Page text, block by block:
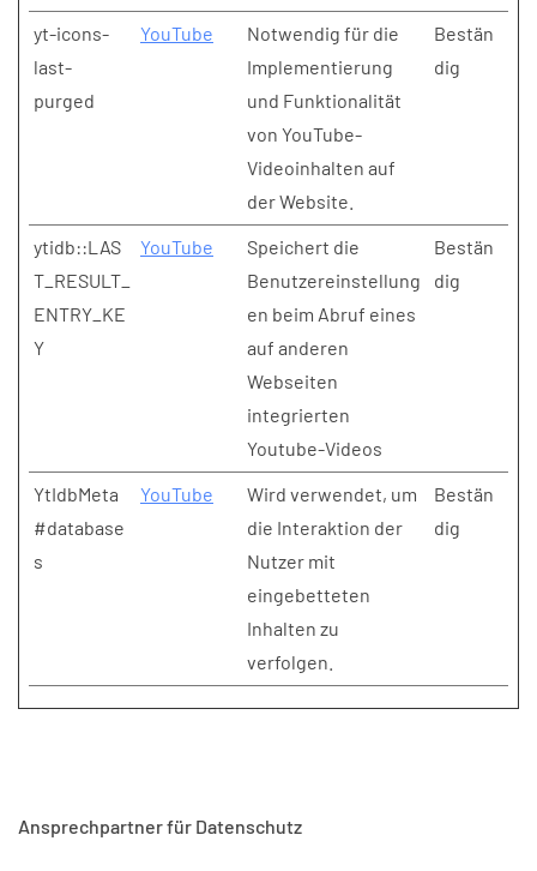
yt-icons-
last-
purged
YouTube
Notwendig für die
Implementierung
und Funktionalität
von YouTube-
Videoinhalten auf
der Website.
Bestän
dig
ytidb::LAS
T_RESULT_
ENTRY_KE
Y
YouTube
Speichert die
Benutzereinstellung
en beim Abruf eines
auf anderen
Webseiten
integrierten
Youtube-Videos
Bestän
dig
YtIdbMeta
#database
s
YouTube
Wird verwendet, um
die Interaktion der
Nutzer mit
eingebetteten
Inhalten zu
verfolgen.
Bestän
dig
Ansprechpartner für Datenschutz